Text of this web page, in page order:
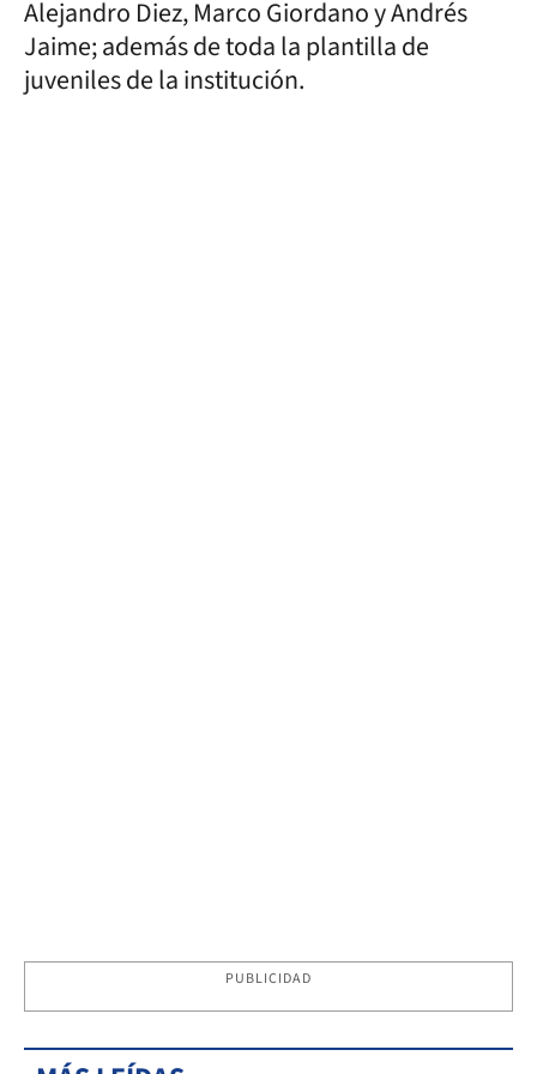
Alejandro Diez, Marco Giordano y Andrés
Jaime; además de toda la plantilla de
juveniles de la institución.
PUBLICIDAD